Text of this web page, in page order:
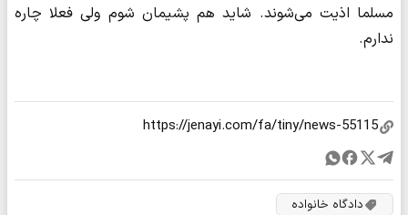
مسلما اذیت می‌شوند. شاید هم پشیمان شوم ولی فعلا چاره
ندارم.
دادگاه خانواده